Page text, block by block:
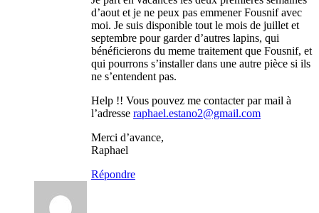
d’aout et je ne peux pas emmener Fousnif avec
moi. Je suis disponible tout le mois de juillet et
septembre pour garder d’autres lapins, qui
bénéficierons du meme traitement que Fousnif, et
qui pourrons s’installer dans une autre pièce si ils
ne s’entendent pas.
Help !! Vous pouvez me contacter par mail à
l’adresse raphael.estano2@gmail.com
Merci d’avance,
Raphael
Répondre